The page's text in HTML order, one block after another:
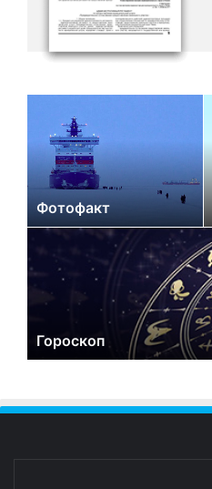
Фотофакт
Гороскоп